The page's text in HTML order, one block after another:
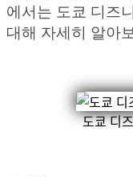
에서는 도쿄 디즈
대해 자세히 알아
도쿄